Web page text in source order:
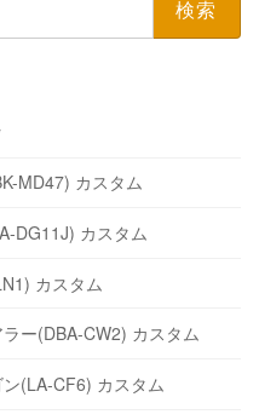
MD47) カスタム
DG11J) カスタム
カスタム
ー(DBA-CW2) カスタム
(LA-CF6) カスタム